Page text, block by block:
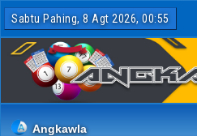
Sabtu Pahing, 8 Agt 2026, 00:55
Angkawla